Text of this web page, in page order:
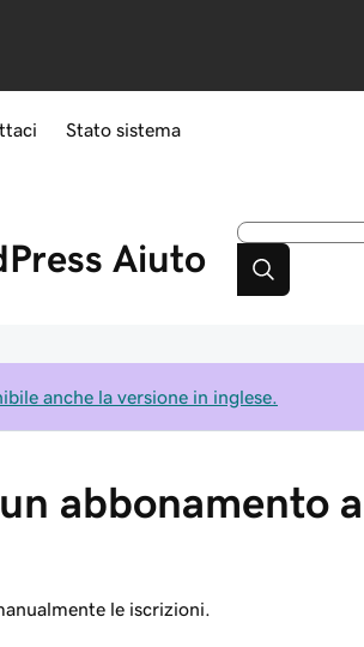
Stato sistema
Aiuto
anche la versione in inglese.
abbonamento a
le iscrizioni.